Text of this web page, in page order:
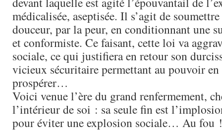
médicalisée, aseptisée. Il s’agit de
douceur, par la peur, en conditionnant une
et conformiste. Ce faisant, cette loi va
sociale, ce qui justifiera en retour son
vicieux sécuritaire permettant au pouvoir en
prospérer…
Voici venue l’ère du grand renfermement,
l’intérieur de soi : sa seule fin est
pour éviter une explosion sociale… Au fou !